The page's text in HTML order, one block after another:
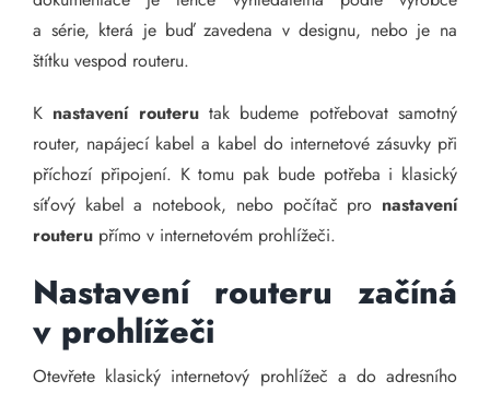
a série, která je buď zavedena v designu, nebo je na
štítku vespod routeru.
K nastavení routerutak budeme potřebovat samotný
router, napájecí kabel a kabel do internetové zásuvky při
příchozí připojení. K tomu pak bude potřeba i klasický
síťový kabel a notebook, nebo počítač pro nastavení
routeru přímo v internetovém prohlížeči.
Nastavení routeru začíná
v prohlížeči
Otevřete klasický internetový prohlížeč a do adresního